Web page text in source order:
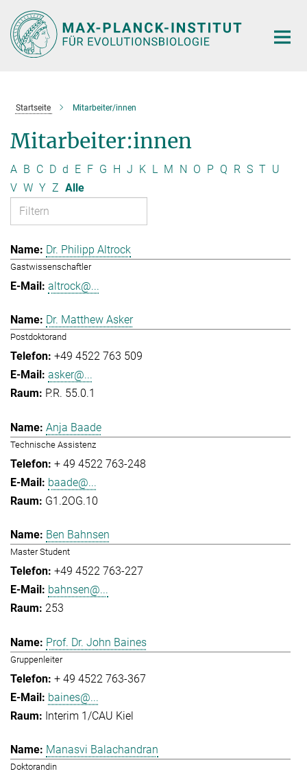
Hauptinhalt
Startseite Mitarbeiter/innen
Mitarbeiter:innen
A B C D d E F G H J K L M N O P Q R S T U
V W Y Z Alle
Dr. Philipp Altrock
Gastwissenschaftler
altrock@...
Dr. Matthew Asker
Postdoktorand
+49 4522 763 509
asker@...
P.R. 55.0.1
Anja Baade
Technische Assistenz
+ 49 4522 763-248
baade@...
G1.2OG.10
Ben Bahnsen
Master Student
+49 4522 763-227
bahnsen@...
253
Prof. Dr. John Baines
Gruppenleiter
+ 49 4522 763-367
baines@...
Interim 1/CAU Kiel
Manasvi Balachandran
Doktorandin